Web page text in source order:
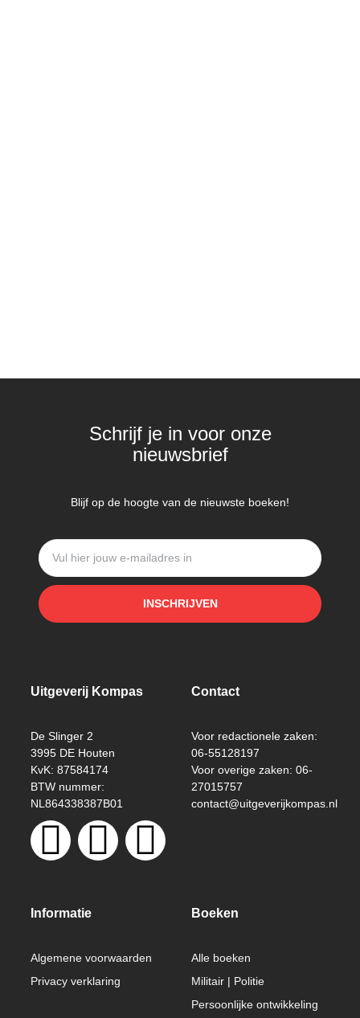
Schrijf je in voor onze
nieuwsbrief
Blijf op de hoogte van de nieuwste boeken!
INSCHRIJVEN
Uitgeverij Kompas
De Slinger 2
3995 DE Houten
KvK: 87584174
BTW nummer:
NL864338387B01
Contact
Voor redactionele zaken:
06-55128197
Voor overige zaken: 06-
27015757
contact@uitgeverijkompas.nl
Informatie
Algemene voorwaarden
Privacy verklaring
Boeken
Alle boeken
Militair | Politie
Persoonlijke ontwikkeling